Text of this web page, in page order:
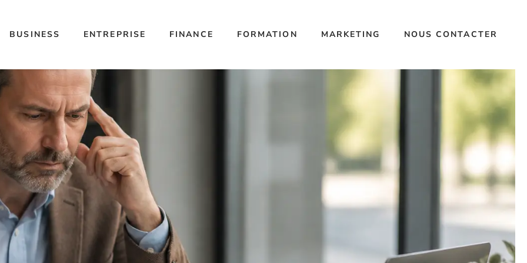
BUSINESS ENTREPRISE FINANCE FORMATION MARKETING NOUS CONTACTER